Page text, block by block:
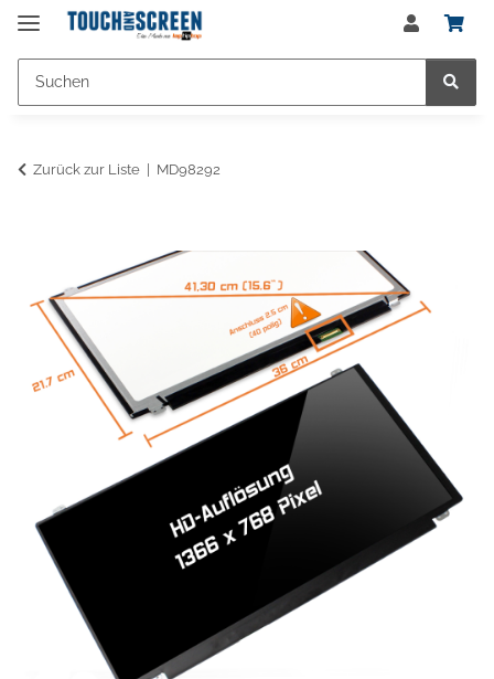
Zurück zur Liste MD98292